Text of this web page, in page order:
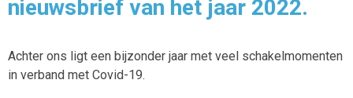
nieuwsbrief van het jaar 2022.
Achter ons ligt een bijzonder jaar met veel schakelmomenten
in verband met Covid-19.